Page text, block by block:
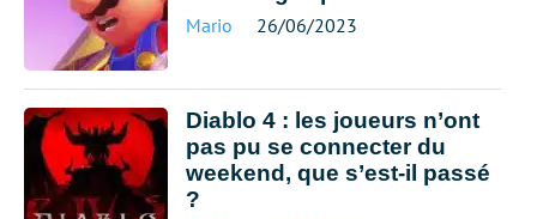
Mario 26/06/2023
Diablo 4 : les joueurs n’ont
pas pu se connecter du
weekend, que s’est-il passé
?